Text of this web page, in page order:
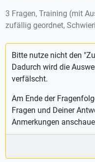
3 Fragen, Training (mit
zufällig geordnet,
Bitte nutze nicht den
Dadurch wird die
verfälscht.
Am Ende der
Fragen und Deiner
Anmerkungen